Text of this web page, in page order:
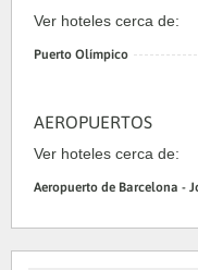
Ver hoteles cerca de:
Puerto Olímpico
AEROPUERTOS
Ver hoteles cerca de:
Aeropuerto de Barcelona -